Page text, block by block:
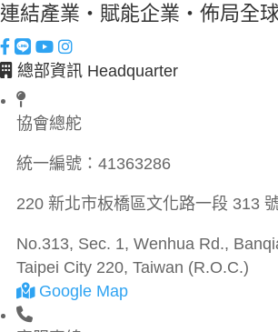
連結產業・賦能企業・佈局全
總部資訊 Headquarter
協會總舵
統一編號： 41363286
220 新北市板橋區文化路一段 313
No.313, Sec. 1, Wenhua Rd.,
Taipei City 220, Taiwan (R.O.C.)
Google Map